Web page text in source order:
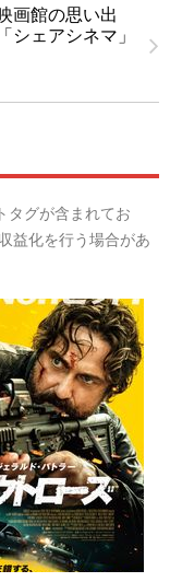
画館の思い出
シェアシネマ」
タグが含まれてお
益化を行う場合があ